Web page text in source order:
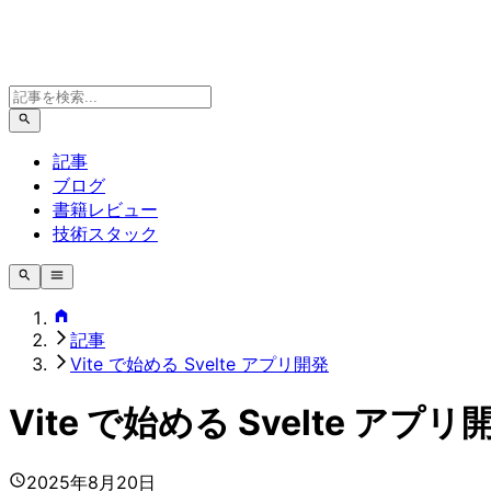
記事
ブログ
書籍レビュー
技術スタック
記事
Vite で始める Svelte アプリ開発
Vite で始める Svelte アプリ
2025年8月20日